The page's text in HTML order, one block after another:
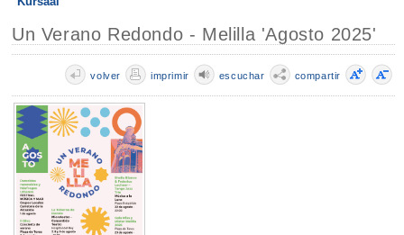
Un Verano Redondo - Melilla 'Agosto 2025'
compartir
escuchar
imprimir
volver